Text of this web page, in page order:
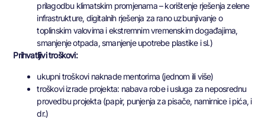
prilagodbu klimatskim promjenama – korištenje rješenja zelene
infrastrukture, digitalnih rješenja za rano uzbunjivanje o
toplinskim valovima i ekstremnim vremenskim događajima,
smanjenje otpada, smanjenje upotrebe plastike i sl.)
Prihvatljivi troškovi:
ukupni troškovi naknade mentorima (jednom ili više)
troškovi izrade projekta: nabava robe i usluga za neposrednu
provedbu projekta (papir, punjenja za pisače, namirnice i pića, i
dr.)